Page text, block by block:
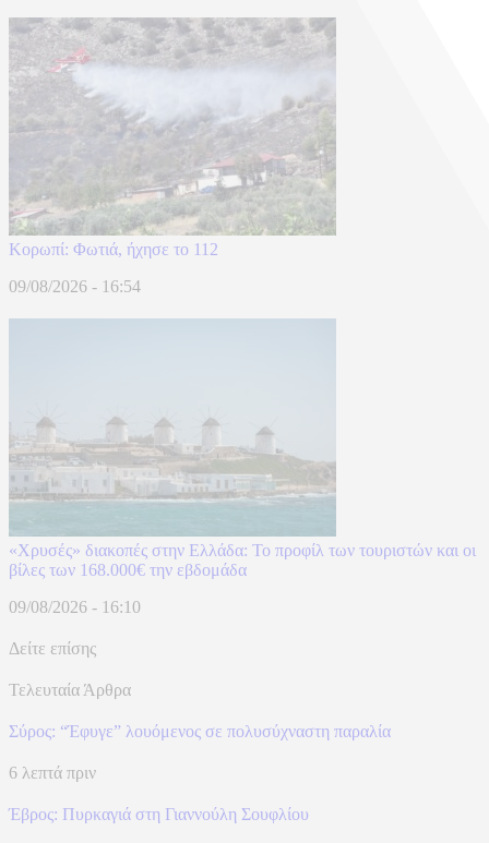
Κορωπί: Φωτιά, ήχησε το 112
09/08/2026 - 16:54
«Χρυσές» διακοπές στην Ελλάδα: Το προφίλ των τουριστών και οι
βίλες των 168.000€ την εβδομάδα
09/08/2026 - 16:10
Δείτε επίσης
Τελευταία Άρθρα
Σύρος: “Έφυγε” λουόμενος σε πολυσύχναστη παραλία
6 λεπτά πριν
Έβρος: Πυρκαγιά στη Γιαννούλη Σουφλίου